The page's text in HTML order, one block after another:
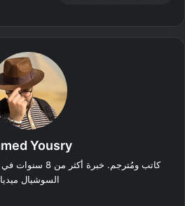
Yousry
كاتب ومُترجم.
السوشيال